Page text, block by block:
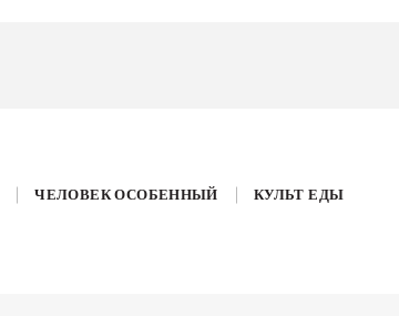
ЧЕЛОВЕК ОСОБЕННЫЙ КУЛЬТ ЕДЫ